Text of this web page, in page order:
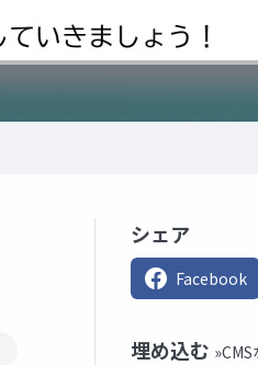
シェア
Facebook
埋め込む